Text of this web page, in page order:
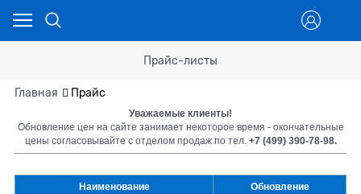
Прайс-листы
Главная Прайс
Уважаемые клиенты!
Обновление цен на сайте занимает некоторое время - окончательные
цены согласовывайте с отделом продаж по тел. +7 (499) 390-78-98.
Наименование Обновление